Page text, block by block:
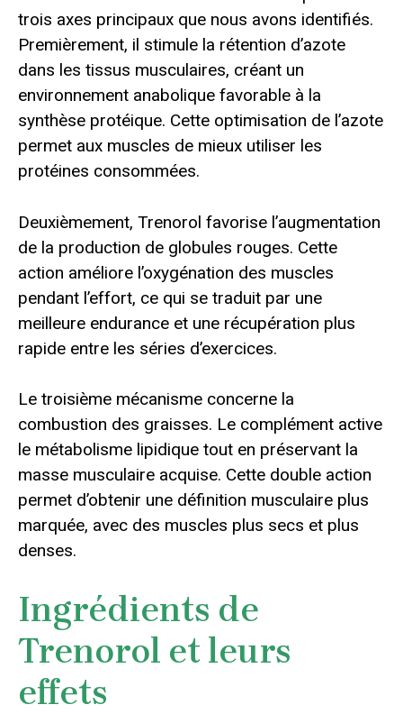
trois axes principaux que nous avons identifiés.
Premièrement, il stimule la rétention d’azote
dans les tissus musculaires, créant un
environnement anabolique favorable à la
synthèse protéique. Cette optimisation de l’azote
permet aux muscles de mieux utiliser les
protéines consommées.
Deuxièmement, Trenorol favorise l’augmentation
de la production de globules rouges. Cette
action améliore l’oxygénation des muscles
pendant l’effort, ce qui se traduit par une
meilleure endurance et une récupération plus
rapide entre les séries d’exercices.
Le troisième mécanisme concerne la
combustion des graisses. Le complément active
le métabolisme lipidique tout en préservant la
masse musculaire acquise. Cette double action
permet d’obtenir une définition musculaire plus
marquée, avec des muscles plus secs et plus
denses.
Ingrédients de
Trenorol et leurs
effets